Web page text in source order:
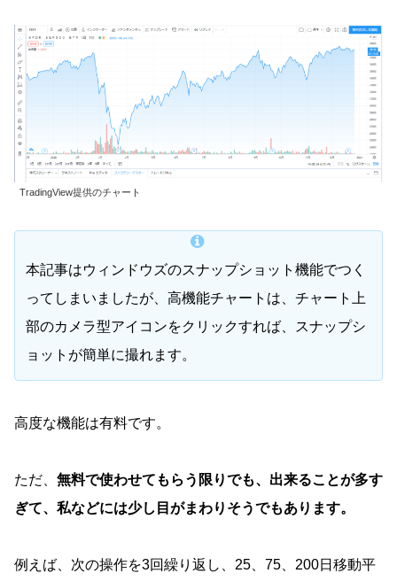
TradingView提供のチャート
本記事はウィンドウズのスナップショット機能でつく
ってしまいましたが、高機能チャートは、チャート上
部のカメラ型アイコンをクリックすれば、スナップシ
ョットが簡単に撮れます。
高度な機能は有料です。
ただ、 無料で使わせてもらう限りでも、出来ることが多す
ぎて、 私などには少し目がまわりそうでもあります。
例えば、次の操作を3回繰り返し、25、75、200日移動平